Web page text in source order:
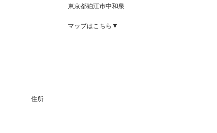
住所
東京都狛江市中和泉
マップはこちら▼